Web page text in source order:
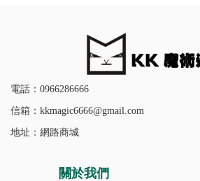
電話：0966286666
信箱：kkmagic6666@gmail.com
地址：網路商城
關於我們